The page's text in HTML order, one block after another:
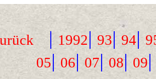
| 1992| 93| 94|
05|06|07| 08| 09